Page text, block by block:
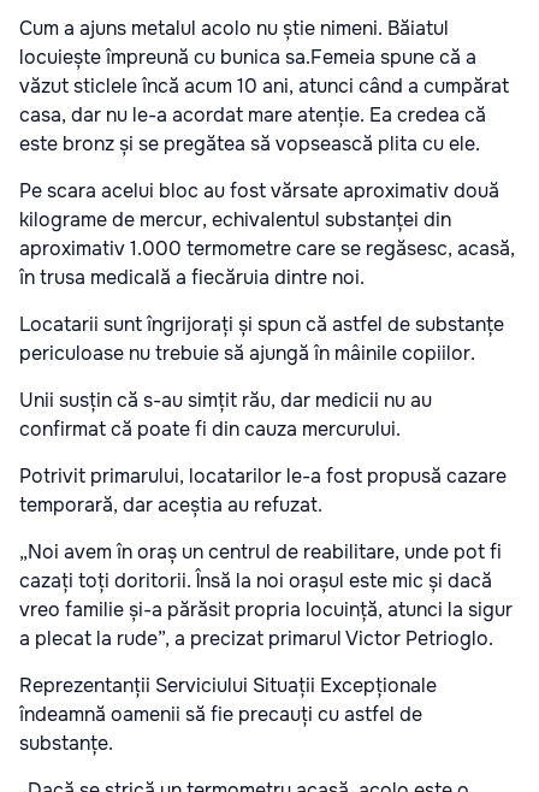
Cum a ajuns metalul acolo nu știe nimeni. Băiatul
locuiește împreună cu bunica sa.Femeia spune că a
văzut sticlele încă acum 10 ani, atunci când a cumpărat
casa, dar nu le-a acordat mare atenție. Ea credea că
este bronz și se pregătea să vopsească plita cu ele.
Pe scara acelui bloc au fost vărsate aproximativ două
kilograme de mercur, echivalentul substanței din
aproximativ 1.000 termometre care se regăsesc, acasă,
în trusa medicală a fiecăruia dintre noi.
Locatarii sunt îngrijorați și spun că astfel de substanțe
periculoase nu trebuie să ajungă în mâinile copiilor.
Unii susțin că s-au simțit rău, dar medicii nu au
confirmat că poate fi din cauza mercurului.
Potrivit primarului, locatarilor le-a fost propusă cazare
temporară, dar aceștia au refuzat.
„Noi avem în oraș un centrul de reabilitare, unde pot fi
cazați toți doritorii. Însă la noi orașul este mic și dacă
vreo familie și-a părăsit propria locuință, atunci la sigur
a plecat la rude”, a precizat primarul Victor Petrioglo.
Reprezentanții Serviciului Situații Excepționale
îndeamnă oamenii să fie precauți cu astfel de
substanțe.